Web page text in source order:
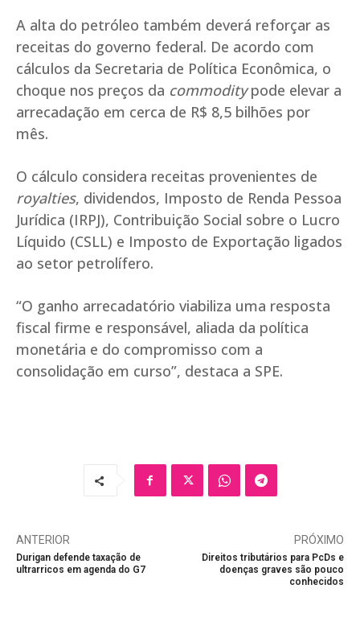
A alta do petróleo também deverá reforçar as
receitas do governo federal. De acordo com
cálculos da Secretaria de Política Econômica, o
choque nos preços da commoditypode elevar a
arrecadação em cerca de R$ 8,5 bilhões por
mês.
O cálculo considera receitas provenientes de
royalties, dividendos, Imposto de Renda Pessoa
Jurídica (IRPJ), Contribuição Social sobre o Lucro
Líquido (CSLL) e Imposto de Exportação ligados
ao setor petrolífero.
“O ganho arrecadatório viabiliza uma resposta
fiscal firme e responsável, aliada da política
monetária e do compromisso com a
consolidação em curso”, destaca a SPE.
ANTERIOR
Durigan defende taxação de
ultrarricos em agenda do G7
PRÓXIMO
Direitos tributários para PcDs e
doenças graves são pouco
conhecidos